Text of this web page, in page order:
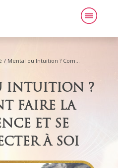
/
INTUITION ?
FAIRE LA
ET SE
À SOI